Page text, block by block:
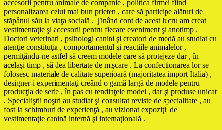
accesorii pentru animale de companie , politica firmei fiind
personalizarea celui mai bun prieten , care să participe alături de
stăpânul său la viaţa socială . Ţinând cont de acest lucru am creat
vestimentaţie şi accesorii pentru fiecare eveniment şi anotimp .
Doctori veterinari , psihologi canini şi creatori de modă au studiat cu
atenţie constituţia , comportamentul şi reacţiile animalelor ,
permiţându-ne astfel să creem modele care să protejeze dar , în
acelaşi timp , să dea libertate de mişcare . La confecţionarea lor se
folosesc materiale de calitate superioară (majoritatea import Italia) ,
designer-i experimentaţi creând o gamă largă de modele pentru
producţia de serie , în pas cu tendinţele modei , dar şi produse unicat
. Specialiştii noştri au studiat şi consultat reviste de specialitate , au
fost la schimburi de experienţă , au vizionat expoziţii de
vestimentaţie canină internă şi internaţională .